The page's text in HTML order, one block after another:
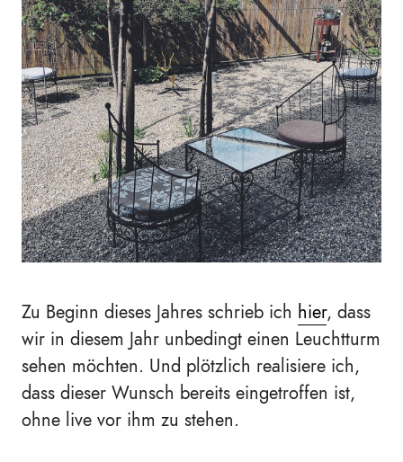
Zu Beginn dieses Jahres schrieb ich hier, dass
wir in diesem Jahr unbedingt einen Leuchtturm
sehen möchten. Und plötzlich realisiere ich,
dass dieser Wunsch bereits eingetroffen ist,
ohne live vor ihm zu stehen.